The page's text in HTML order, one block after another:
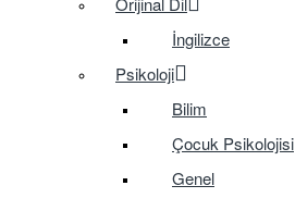
İngilizce
Psikoloji
Bilim
Çocuk Psikolojisi
Genel